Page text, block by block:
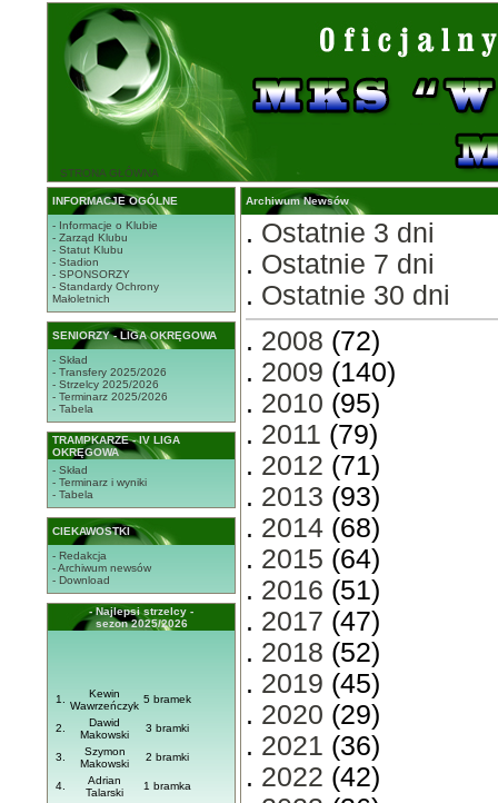
STRONA GŁÓWNA
INFORMACJE OGÓLNE
- Informacje o Klubie
- Zarząd Klubu
- Statut Klubu
- Stadion
- SPONSORZY
- Standardy Ochrony
Małoletnich
SENIORZY - LIGA OKRĘGOWA
- Skład
- Transfery 2025/2026
- Strzelcy 2025/2026
- Terminarz 2025/2026
- Tabela
TRAMPKARZE - IV LIGA
OKRĘGOWA
- Skład
- Terminarz i wyniki
- Tabela
CIEKAWOSTKI
- Redakcja
- Archiwum newsów
- Download
- Najlepsi strzelcy -
sezon 2025/2026
1.
Kewin
Wawrzeńczyk
5 bramek
2.
Dawid
Makowski
3 bramki
3.
Szymon
Makowski
2 bramki
4.
Adrian
Talarski
1 bramka
Archiwum Newsów
. Ostatnie 3 dni
. Ostatnie 7 dni
. Ostatnie 30 dni
. 2008 (72)
. 2009 (140)
. 2010 (95)
. 2011 (79)
. 2012 (71)
. 2013 (93)
. 2014 (68)
. 2015 (64)
. 2016 (51)
. 2017 (47)
. 2018 (52)
. 2019 (45)
. 2020 (29)
. 2021 (36)
. 2022 (42)